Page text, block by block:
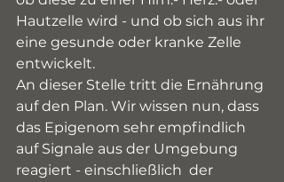
Hautzelle wird - und ob sich aus ihr
eine gesunde oder kranke Zelle
entwickelt.
An dieser Stelle tritt die Ernährung
auf den Plan. Wir wissen nun, dass
das Epigenom sehr empfindlich
auf Signale aus der Umgebung
reagiert - einschließlich  der